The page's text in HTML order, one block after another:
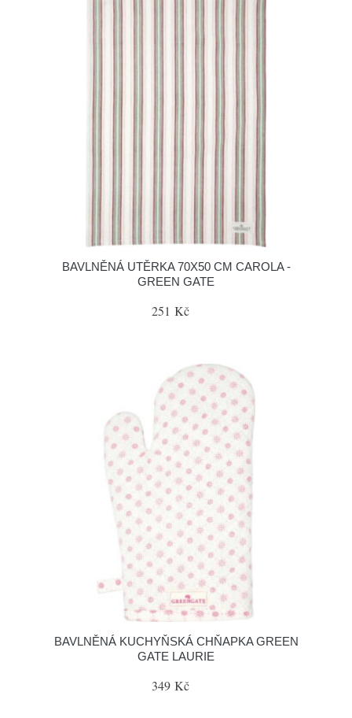
BAVLNĚNÁ UTĚRKA 70X50 CM CAROLA -
GREEN GATE
251 Kč
BAVLNĚNÁ KUCHYŇSKÁ CHŇAPKA GREEN
GATE LAURIE
349 Kč